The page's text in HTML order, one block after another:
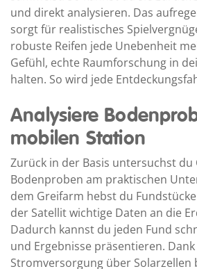
und direkt analysieren. Das
sorgt für realistisches
robuste Reifen jede Unebenheit
Gefühl, echte Raumforschung in
halten. So wird jede
Analysiere
mobilen Station
Zurück in der Basis untersuchst du
Bodenproben am praktischen
dem Greifarm hebst du
der Satellit wichtige Daten an die
Dadurch kannst du jeden Fund
und Ergebnisse präsentieren.
Stromversorgung über Solarzellen